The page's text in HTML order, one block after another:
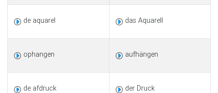
de aquarel das Aquarell
ophangen aufhängen
de afdruck der Druck